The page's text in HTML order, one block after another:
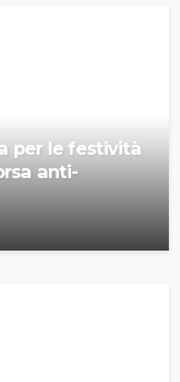
per le festività
anti-